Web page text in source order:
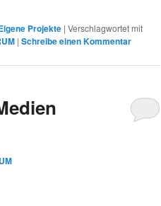
Projekte | Verschlagwortet mit
| Schreibe einen Kommentar